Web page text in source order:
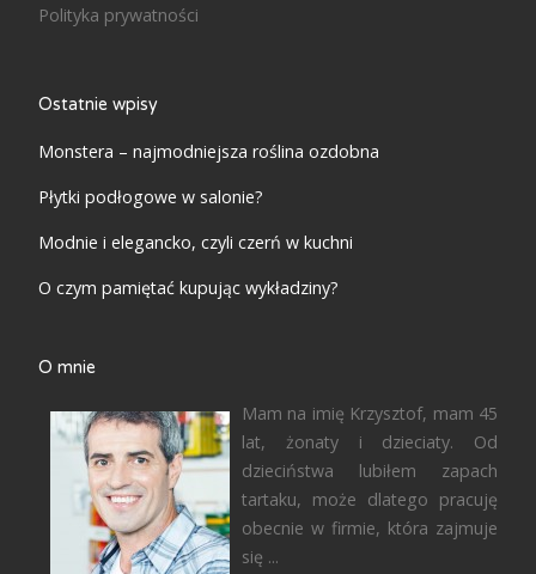
Polityka prywatności
Ostatnie wpisy
Monstera – najmodniejsza roślina ozdobna
Płytki podłogowe w salonie?
Modnie i elegancko, czyli czerń w kuchni
O czym pamiętać kupując wykładziny?
O mnie
Mam na imię Krzysztof, mam 45
lat, żonaty i dzieciaty. Od
dzieciństwa lubiłem zapach
tartaku, może dlatego pracuję
obecnie w firmie, która zajmuje
się ...